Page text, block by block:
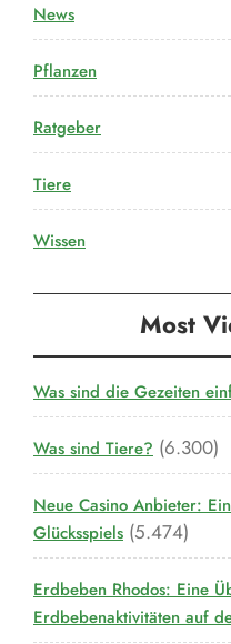
News
Pflanzen
Ratgeber
Tiere
Wissen
Most
Was sind die Gezeiten
Was sind Tiere? (6.300)
Neue Casino Anbieter:
Glücksspiels (5.474)
Erdbeben Rhodos: Eine
Erdbebenaktivitäten auf